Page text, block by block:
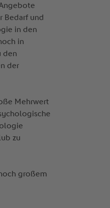
Bedarf und
in den
in
den
der
Mehrwert
zu
großem